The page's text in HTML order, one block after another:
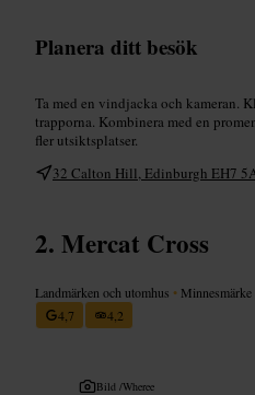
Planera ditt besök
Ta med en vindjacka och kameran.
trapporna. Kombinera med en
fler utsiktsplatser.
32 Calton Hill, Edinburgh EH7
Mercat Cross
Landmärken och utomhus • Minnesmärke
4,7
4,2
Bild /Wheree